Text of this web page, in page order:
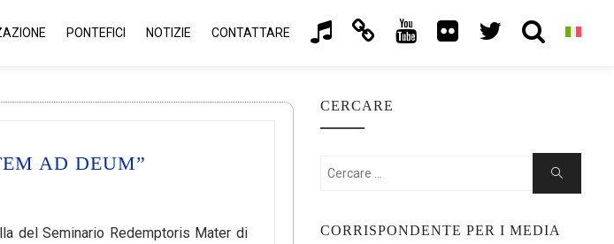
PONTEFICI NOTIZIE CONTATTARE
AD DEUM”
del Seminario Redemptoris Mater di
CERCARE
Cercare:
Ricerca
CORRISPONDENTE PER I MEDIA